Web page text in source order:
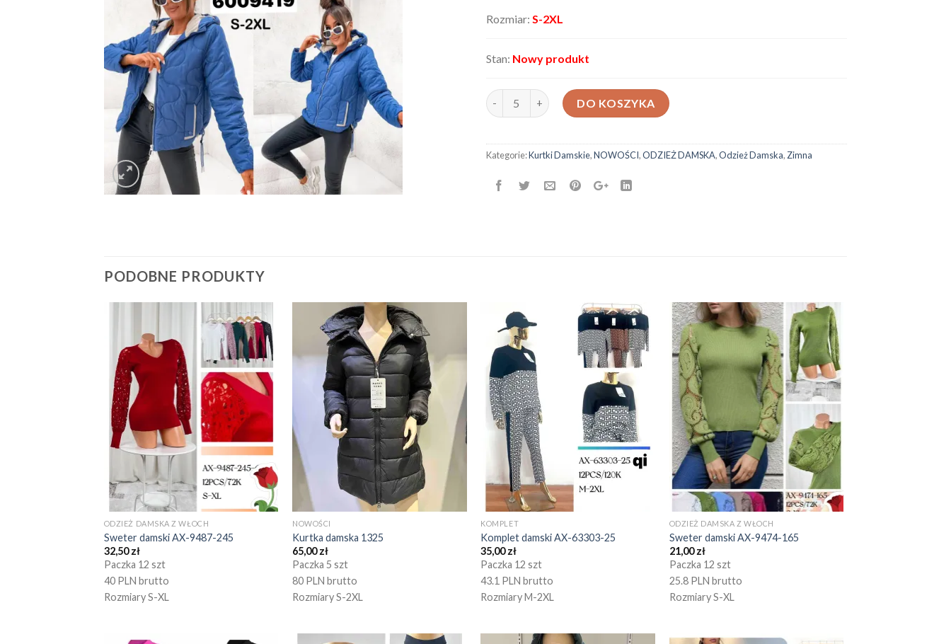
Rozmiar: S-2XL
Stan: Nowy produkt
ilość Kurtka damska 6009419DO KOSZYKA
Kategorie:Kurtki Damskie,NOWOŚCI,ODZIEŻ DAMSKA,Odzież Damska, Zimna
PODOBNE PRODUKTY
ODZIEŻ DAMSKA Z WŁOCH
Sweter damski AX-9487-245
32,50zł
Paczka 12 szt
40 PLN brutto
Rozmiary S-XL
NOWOŚCI
Kurtka damska 1325
65,00zł
Paczka 5 szt
80 PLN brutto
Rozmiary S-2XL
KOMPLET
Komplet damski AX-63303-25
35,00zł
Paczka 12 szt
43.1 PLN brutto
Rozmiary M-2XL
ODZIEŻ DAMSKA Z WŁOCH
Sweter damski AX-9474-165
21,00zł
Paczka 12 szt
25.8 PLN brutto
Rozmiary S-XL